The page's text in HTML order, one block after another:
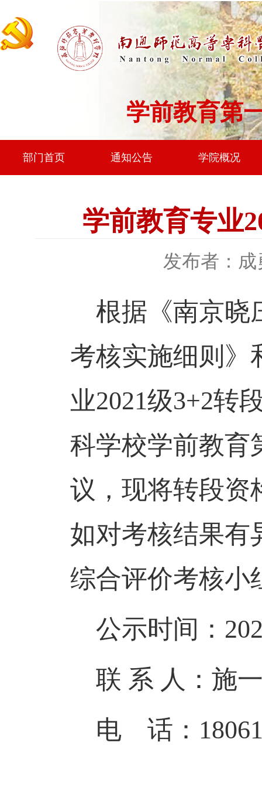
学前教育第
部门首页 通知公告 学院概况
学前教育专业
发布者：成
根据《南京晓
考核实施细则》
业2021级3+2转
科学校学前教育
议，现将转段资
如对考核结果有
综合评价考核小
公示时间：
联 系 人：施
电 话：